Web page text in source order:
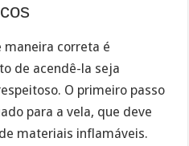
maneira correta é
de acendê-la seja
O primeiro passo
para a vela, que deve
materiais inflamáveis.